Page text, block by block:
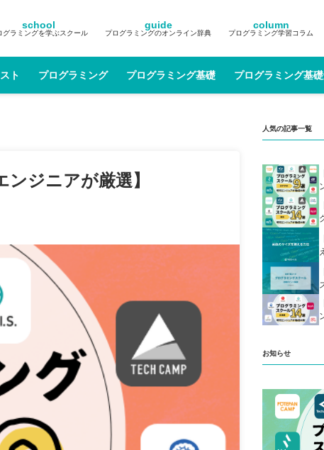
school
グラミングを学ぶスクール
guide
プログラミングのオンライン辞典
column
プログラミング学習コラム
ト プログラミング プログラミング基礎 プログラミング基
ジニアが厳選】
人気の記事一覧
お知らせ